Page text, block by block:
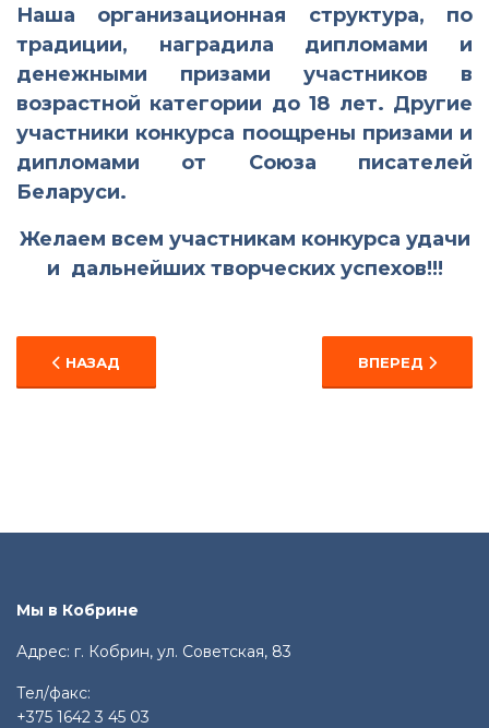
Наша организационная структура, по
традиции, наградила дипломами и
денежными призами участников в
возрастной категории до 18 лет. Другие
участники конкурса поощрены призами и
дипломами от Союза писателей
Беларуси.
Желаем всем участникам конкурса удачи
и дальнейших творческих успехов!!!
ПРЕДЫДУЩИЙ: ЛЮБОВЬ К ОТЕЧЕСТВУ ХРАНЯ … (В
НАЗАД СЛЕДУЮЩИЙ:
ВПЕРЕД
Мы в Кобрине
Адрес: г. Кобрин, ул. Советская, 83
Тел/факс:
+375 1642 3 45 03